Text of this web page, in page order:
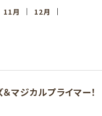
11月
12月
マジカルプライマー！